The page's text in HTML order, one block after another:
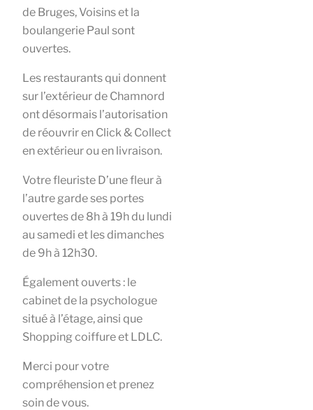
de Bruges, Voisins et la
boulangerie Paul sont
ouvertes.
Les restaurants qui donnent
sur l’extérieur de Chamnord
ont désormais l’autorisation
de réouvrir en Click & Collect
en extérieur ou en livraison.
Votre fleuriste D’une fleur à
l’autre garde ses portes
ouvertes de 8h à 19h du lundi
au samedi et les dimanches
de 9h à 12h30.
Également ouverts : le
cabinet de la psychologue
situé à l’étage, ainsi que
Shopping coiffure et LDLC.
Merci pour votre
compréhension et prenez
soin de vous.